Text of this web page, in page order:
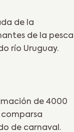
de la
de la pesca
río Uruguay.
de 4000
de carnaval.